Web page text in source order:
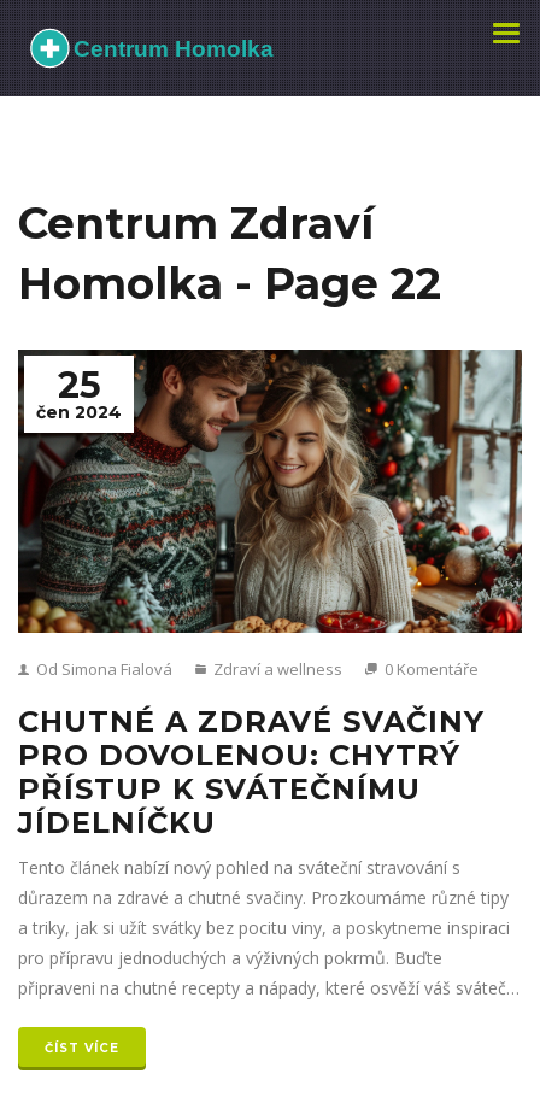
Centrum Zdraví
Homolka - Page 22
25
čen 2024
Od Simona Fialová Zdraví a wellness 0 Komentáře
CHUTNÉ A ZDRAVÉ SVAČINY
PRO DOVOLENOU: CHYTRÝ
PŘÍSTUP K SVÁTEČNÍMU
JÍDELNÍČKU
Tento článek nabízí nový pohled na sváteční stravování s
důrazem na zdravé a chutné svačiny. Prozkoumáme různé tipy
a triky, jak si užít svátky bez pocitu viny, a poskytneme inspiraci
pro přípravu jednoduchých a výživných pokrmů. Buďte
připraveni na chutné recepty a nápady, které osvěží váš sváteční
ČÍST VÍCE